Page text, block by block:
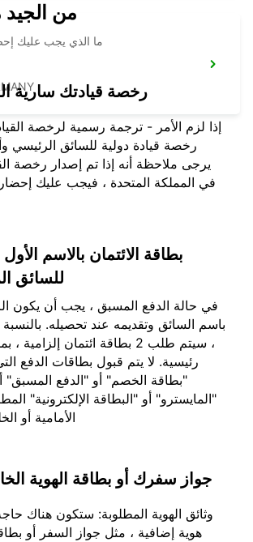
من
ما الذي يجب عليك
رخصة قيادتك سارية
إذا لزم الأمر - ترجمة رسمية لرخصة
رخصة قيادة دولية للسائق الرئيسي
يرجى ملاحظة أنه إذا تم إصدار رخصة
في المملكة المتحدة ، فيجب عليك
بطاقة الائتمان بالاسم الأول
للسائق
في حالة الدفع المسبق ، يجب أن يكون
باسم السائق وتقديمه عند تحصيله.
، سيتم طلب 2 بطاقة ائتمان
رئيسية. لا يتم قبول بطاقات الدفع
"بطاقة الخصم" أو "الدفع المسبق"
"المايسترو" أو "البطاقة الإلكترونية"
الأمامية أو
جواز سفرك أو بطاقة الهوية
وثائق الهوية المطلوبة: ستكون هناك
هوية إضافية ، مثل جواز السفر أو